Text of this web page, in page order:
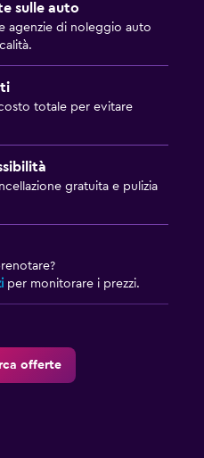
sulle auto
agenzie di noleggio auto
totale per evitare
gratuita e pulizia
per monitorare i prezzi.
offerte